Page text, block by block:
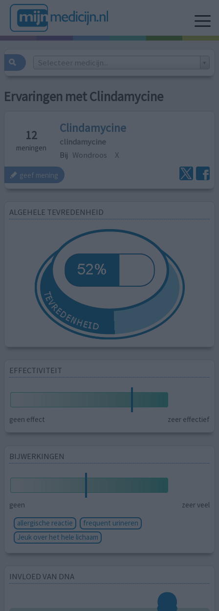
Selecteer medicijn...
Ervaringen met Clindamycine
12
meningen
Clindamycine
clindamycine
Bij Wondroos X
geef mening
ALGEHELE TEVREDENHEID
EFFECTIVITEIT
geen effect zeer effectief
BIJWERKINGEN
geen
zeer veel
allergische reactie
frequent urineren
Jeuk over het hele lichaam
INVLOED VAN DNA